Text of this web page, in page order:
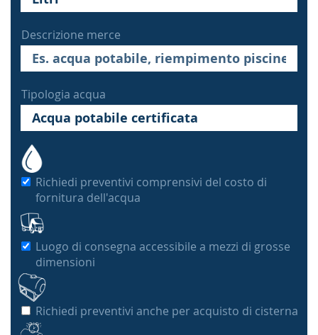
Descrizione merce
Tipologia acqua
Richiedi preventivi comprensivi del costo di
fornitura dell'acqua
Luogo di consegna accessibile a mezzi di grosse
dimensioni
Richiedi preventivi anche per acquisto di cisterna